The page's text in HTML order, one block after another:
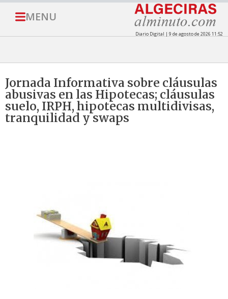
MENU
Diario Digital | 9 de agosto de 2026 11:52
Jornada Informativa sobre cláusulas
abusivas en las Hipotecas; cláusulas
suelo, IRPH, hipotecas multidivisas,
tranquilidad y swaps